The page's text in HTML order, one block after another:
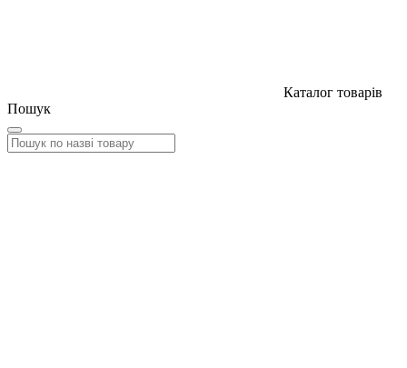
Каталог товарів
Пошук